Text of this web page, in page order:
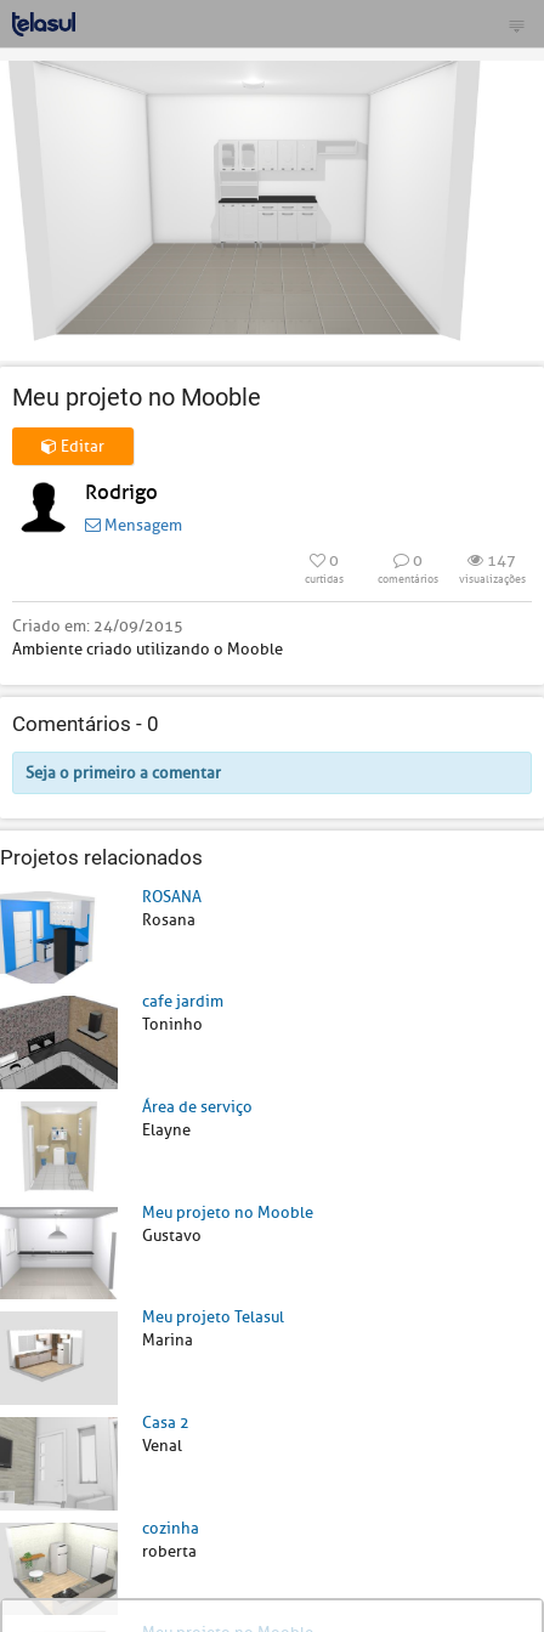
Meu projeto no Mooble
Editar
Rodrigo
Mensagem
0
curtidas
0
comentários
147
visualizações
Criado em: 24/09/2015
Ambiente criado utilizando o Mooble
Comentários - 0
Seja o primeiro a comentar
Projetos relacionados
ROSANA
Rosana
cafe jardim
Toninho
Área de serviço
Elayne
Meu projeto no Mooble
Gustavo
Meu projeto Telasul
Marina
Casa 2
Venal
cozinha
roberta